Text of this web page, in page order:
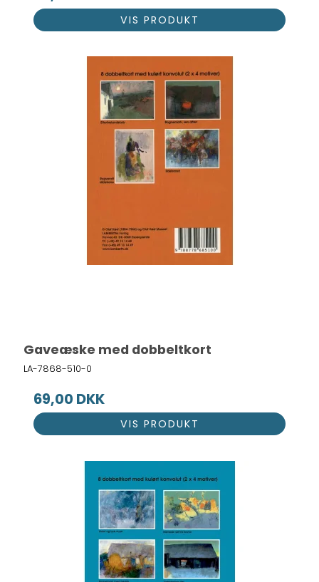
VIS PRODUKT
Gaveæske med dobbeltkort
LA-7868-510-0
69,00 DKK
VIS PRODUKT